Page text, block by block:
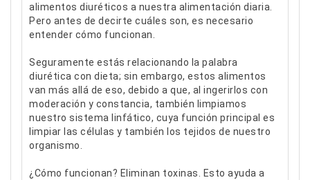
alimentos diuréticos a nuestra alimentación diaria.
Pero antes de decirte cuáles son, es necesario
entender cómo funcionan.
Seguramente estás relacionando la palabra
diurética con dieta; sin embargo, estos alimentos
van más allá de eso, debido a que, al ingerirlos con
moderación y constancia, también limpiamos
nuestro sistema linfático, cuya función principal es
limpiar las células y también los tejidos de nuestro
organismo.
¿Cómo funcionan? Eliminan toxinas. Esto ayuda a